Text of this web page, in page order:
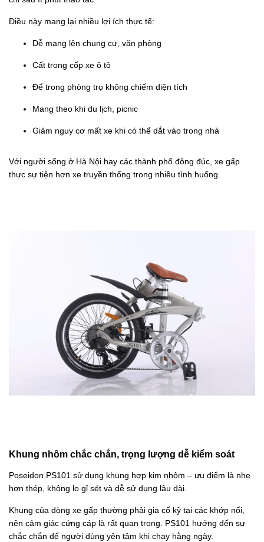
Điều này mang lại nhiều lợi ích thực tế:
Dễ mang lên chung cư, văn phòng
Cất trong cốp xe ô tô
Để trong phòng trọ không chiếm diện tích
Mang theo khi du lịch, picnic
Giảm nguy cơ mất xe khi có thể dắt vào trong nhà
Với người sống ở Hà Nội hay các thành phố đông đúc, xe gấp
thực sự tiện hơn xe truyền thống trong nhiều tình huống.
Khung nhôm chắc chắn, trọng lượng dễ kiểm soát
Poseidon PS101 sử dụng khung hợp kim nhôm – ưu điểm là nhẹ
hơn thép, không lo gỉ sét và dễ sử dụng lâu dài.
Khung của dòng xe gấp thường phải gia cố kỹ tại các khớp nối,
nên cảm giác cứng cáp là rất quan trọng. PS101 hướng đến sự
chắc chắn để người dùng yên tâm khi chạy hằng ngày.